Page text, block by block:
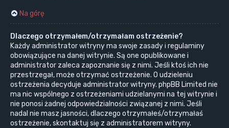
Na górę
Dlaczego otrzymałem/otrzymałam ostrzeżenie?
Każdy administrator witryny ma swoje zasady i regulaminy
obowiązujące na danej witrynie. Są one opublikowane i
administrator zaleca zapoznanie się z nimi. Jeśli ktoś ich nie
przestrzegał, może otrzymać ostrzeżenie. O udzieleniu
ostrzeżenia decyduje administrator witryny. phpBB Limited nie
ma nic wspólnego z ostrzeżeniami udzielanymi na tej witrynie i
nie ponosi żadnej odpowiedzialności związanej z nimi. Jeśli
nadal nie masz jasności, dlaczego otrzymałeś/otrzymałaś
ostrzeżenie, skontaktuj się z administratorem witryny.